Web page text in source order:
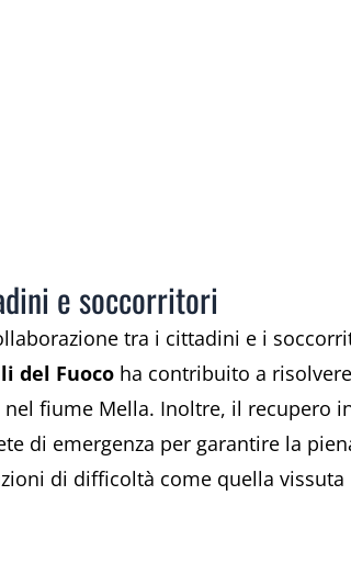
e soccorritori
tra i cittadini e i
del Fuoco ha contribuito a
fiume Mella. Inoltre, il recupero
di emergenza per garantire la
di difficoltà come quella